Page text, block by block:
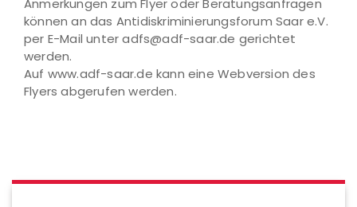
Anmerkungen zum Flyer oder Beratungsanfragen
können an das Antidiskriminierungsforum Saar e.V.
per E-Mail unter adfs@adf-saar.de gerichtet
werden.
Auf www.adf-saar.de kann eine Webversion des
Flyers abgerufen werden.